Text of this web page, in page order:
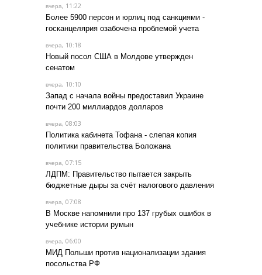
вчера, 11:22
Более 5900 персон и юрлиц под санкциями -
госканцелярия озабочена проблемой учета
вчера, 10:18
Новый посол США в Молдове утвержден
сенатом
вчера, 10:10
Запад с начала войны предоставил Украине
почти 200 миллиардов долларов
вчера, 08:03
Политика кабинета Тофана - слепая копия
политики правительства Боложана
вчера, 07:15
ЛДПМ: Правительство пытается закрыть
бюджетные дыры за счёт налогового давления
вчера, 07:08
В Москве напомнили про 137 грубых ошибок в
учебнике истории румын
вчера, 06:00
МИД Польши против национализации здания
посольства РФ